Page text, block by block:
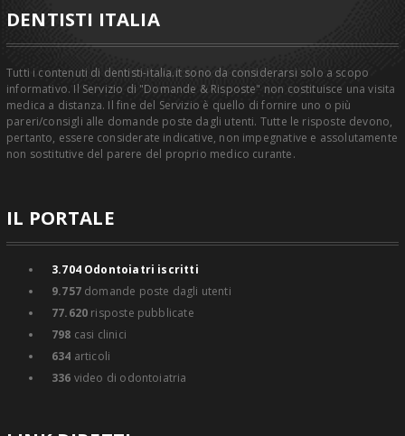
DENTISTI ITALIA
Tutti i contenuti di dentisti-italia.it sono da considerarsi solo a scopo
informativo. Il Servizio di "Domande & Risposte" non costituisce una visita
medica a distanza. Il fine del Servizio è quello di fornire uno o più
pareri/consigli alle domande poste dagli utenti. Tutte le risposte devono,
pertanto, essere considerate indicative, non impegnative e assolutamente
non sostitutive del parere del proprio medico curante.
IL PORTALE
3.704Odontoiatri iscritti
9.757domande poste dagli utenti
77.620 risposte pubblicate
798 casi clinici
634 articoli
336 video di odontoiatria